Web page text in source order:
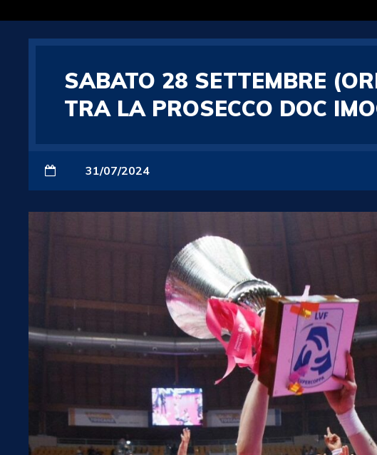
SABATO 28 SETTEMBRE
TRA LA PROSECCO DOC
31/07/2024